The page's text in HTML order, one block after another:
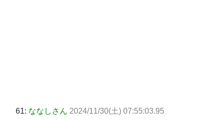
61: ななしさん 2024/11/30(土) 07:55:03.95